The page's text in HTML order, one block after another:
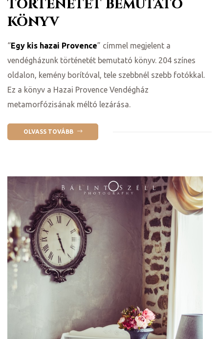
könyv
“Egy kis hazai Provence” címmel megjelent a
vendégházunk történetét bemutató könyv. 204 színes
oldalon, kemény borítóval, tele szebbnél szebb fotókkal.
Ez a könyv a Hazai Provence Vendégház
metamorfózisának méltó lezárása.
OLVASS TOVÁBB